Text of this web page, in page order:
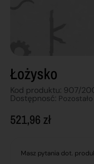
Łożysko
Kod produktu: 907/
Dostępnosć:
521,96 zł
Masz pytania dot.